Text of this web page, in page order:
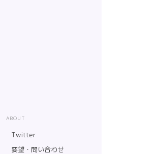
ABOUT
Twitter
要望・問い合わせ